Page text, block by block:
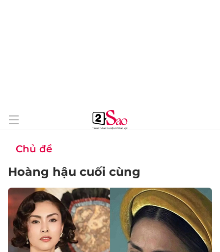
Chủ đề
Hoàng hậu cuối cùng